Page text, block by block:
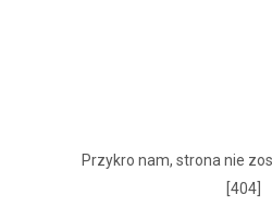
Przykro nam, strona nie
[404]